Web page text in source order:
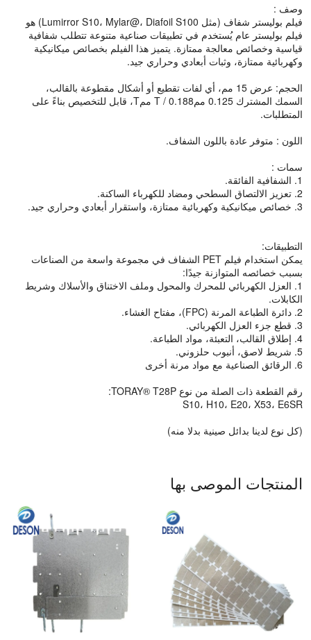
وصف :
فيلم بوليستر شفاف (مثل Lumirror S10، Mylar@، Diafoil S100) هو
فيلم بوليستر عام يُستخدم في تطبيقات صناعية متنوعة تتطلب شفافية
قياسية وخصائص معالجة ممتازة. يتميز هذا الفيلم بخصائص ميكانيكية
وكهربائية ممتازة، وثبات أبعادي وحراري جيد.
الحجم: عرض 15 مم، أي لفات تقطيع أو أشكال مقطوعة بالقالب،
السمك المشترك 0.125 ممT / 0.188 ممT، قابل للتخصيص بناءً على
المتطلبات.
اللون : متوفر عادة باللون الشفاف.
سمات :
1. الشفافية الفائقة.
2. تعزيز الالتصاق السطحي ومضاد للكهرباء الساكنة.
3. خصائص ميكانيكية وكهربائية ممتازة، واستقرار أبعادي وحراري جيد.
التطبيقات:
يمكن استخدام فيلم PET الشفاف في مجموعة واسعة من الصناعات
بسبب خصائصه المتوازنة جيدًا:
1. العزل الكهربائي للمحرك والمحول وملف الاختناق والأسلاك وشريط
الكابلات.
2. دائرة الطباعة المرنة (FPC)، مفتاح الغشاء.
3. قطع جزء العزل الكهربائي.
4. إطلاق القالب، التعبئة، مواد الطباعة.
5. شريط لاصق، أنبوب حلزوني.
6. الرقائق الصناعية مع مواد مرنة أخرى
رقم القطعة ذات الصلة من نوع TORAY® T28P:
S10، H10، E20، X53، E6SR
(كل نوع لدينا بدائل صينية بدلا منه)
المنتجات الموصى بها